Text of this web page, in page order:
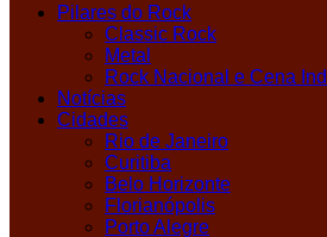
Pilares do Rock
Classic Rock
Metal
Rock Nacional e Cena
Notícias
Cidades
Rio de Janeiro
Curitiba
Belo Horizonte
Florianópolis
Porto Alegre